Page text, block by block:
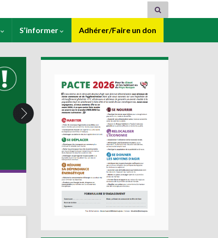
S’informer Adhérer/Faire un don